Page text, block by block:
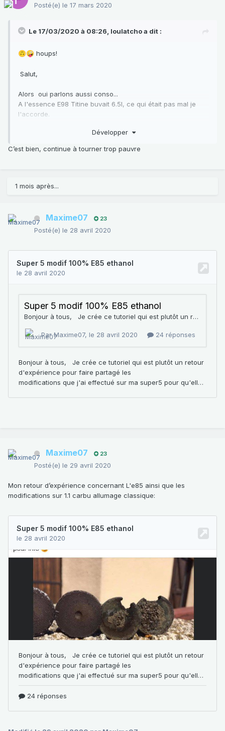
Posté(e) le 17 mars 2020
Le 17/03/2020 à 08:26, loulatchoa dit :
🙃🤪 houps!
Salut,
Alors oui parlons aussi conso...
A l'essence E98 Titine buvait 6.5l, ce qui était pas mal je
l'accorde.
(Mais depuis J'ai remarqué que monAEI
dessus prochainement et ferais alors un petit retour la
Donc passage à 100% d'éthanol... et conso à 8.5l au début,
Je passe auCTbientôt, du coup je posterai la pollution
actuelle comparée à la précédente à l'E98...
A suivre... Bonne route!
Développer
C’est bien, continue à tourner trop pauvre
1 mois après...
Maxime07 23
Posté(e) le 28 avril 2020
Maxime07 23
Posté(e) le 29 avril 2020
Mon retour d’expérience concernant L'e85 ainsi que les
modifications sur 1.1 carbu allumage classique: